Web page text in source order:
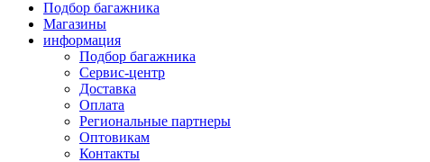
Подбор багажника
Магазины
информация
Подбор багажника
Сервис-центр
Доставка
Оплата
Региональные партнеры
Оптовикам
Контакты